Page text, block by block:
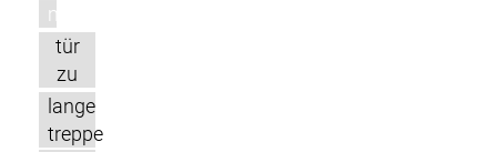
m
tür
zu
lange
treppe